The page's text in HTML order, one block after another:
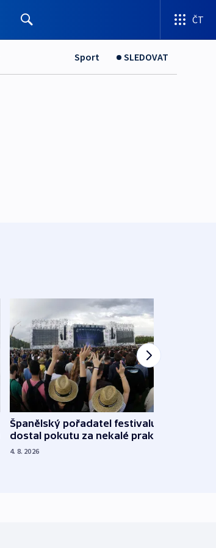
ČT
Sport SLEDOVAT
Španělský pořadatel festivalu
dostal pokutu za nekalé praktiky
4. 8. 2026